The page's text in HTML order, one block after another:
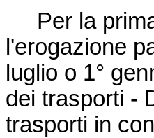
Per la prima
l'erogazione
luglio o 1°
dei trasporti -
trasporti in